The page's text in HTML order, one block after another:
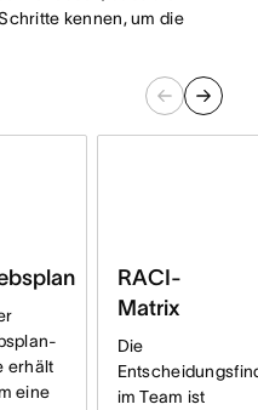
kennen, um die
erhält
eine
RACI-
Matrix
Die
im Team ist